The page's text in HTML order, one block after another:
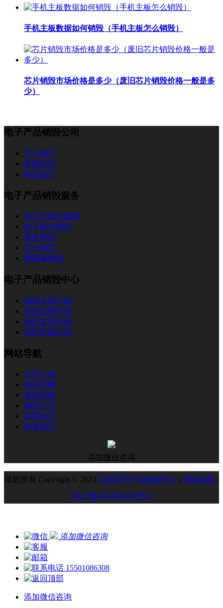
手机主板数据如何销毁（手机主板怎么销毁）
芯片销毁市场价格是多少（废旧芯片销毁价格一般是多
少）
电子产品销毁公司
关于我们
新闻动态
联系我们
电子产品销毁服务
电子元器件销毁
电子配件销毁
硬盘销毁
芯片销毁
线路板销毁
电子产品销毁中心
销毁合同示例
销毁证明示例
销毁发票示例
销毁录像示例
网站导航
公司介绍
销毁范围
服务流程
销毁方式
新闻动态
联系我们
添加微信咨询
版权所有 Copyright © 2023 北京电子产品销毁中心 | 网站地图 |
京ICP备2022000256号-5
添加微信咨询
15501086308
添加微信咨询